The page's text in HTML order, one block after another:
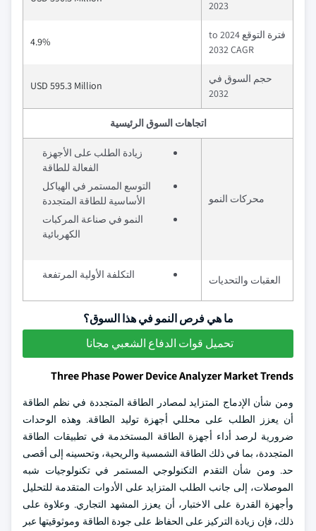
2023
فترة التوقع 2024 to
2032 CAGR
4.9%
حجم السوق في
2032
USD 595.3 Million
اتجاهات السوق الرئيسية
محركات النمو
زيادة الطلب على الأجهزة
الفعالة للطاقة
التوسع المستمر في الهياكل
الأساسية للطاقة المتجددة
النمو في صناعة المركبات
الكهربائية
العقبات والتحديات التكلفة الأولية المرتفعة
ما هي فرص النمو في هذا السوق؟
تحميل قوات الدفاع الشعبي مجانا
Three Phase Power Device Analyzer Market Trends
ومن شأن الإدماج المتزايد لمصادر الطاقة المتجددة في نظم الطاقة
أن يعزز الطلب على محللي أجهزة توليد الطاقة. وهذه الوحدات
ضرورية لرصد أداء أجهزة الطاقة المستخدمة في تطبيقات الطاقة
المتجددة، بما في ذلك الطاقة الشمسية والريحية، وتحسينه إلى أقصى
حد. ومن شأن التقدم التكنولوجي المستمر في تكنولوجيات شبه
الموصلات، إلى جانب الطلب المتزايد على الأدوات المتقدمة للتحليل
وأجهزة القدرة على الاختبار، أن يعزز المشهد التجاري. وعلاوة على
ذلك، فإن زيادة التركيز على الحفاظ على جودة الطاقة وموثوقيتها عبر